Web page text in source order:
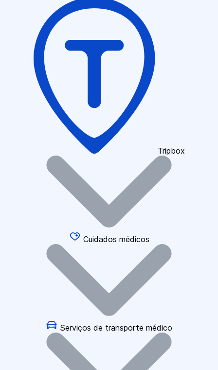
Tripbox
Cuidados médicos
Serviços de transporte médico